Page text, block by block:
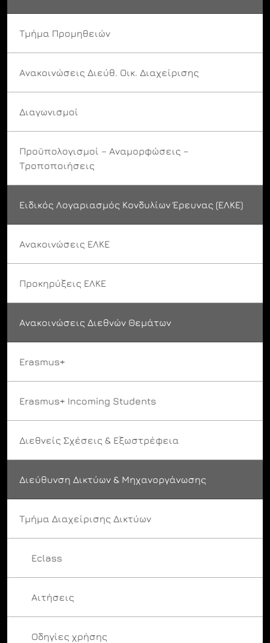
Τμήμα Προμηθειών
Ανακοινώσεις Διεύθ. Οικ. Διαχείρισης
Διαγωνισμοί
Προϋπολογισμοί – Αναμορφώσεις –
Τροποποιήσεις
Ειδικός Λογαριασμός Κονδυλίων Έρευνας (ΕΛΚΕ)
Ανακοινώσεις ΕΛΚΕ
Προκηρύξεις ΕΛΚΕ
Ανακοινώσεις Διεθνών Θεμάτων
Erasmus+
Erasmus+ Incoming Students
Διεθνείς Σχέσεις & Εξωστρέφεια
Διεύθυνση Δικτύων & Μηχανοργάνωσης
Τμήμα Διαχείρισης Δικτύων
Eclass
Αιτήσεις
Οδηγίες χρήσης